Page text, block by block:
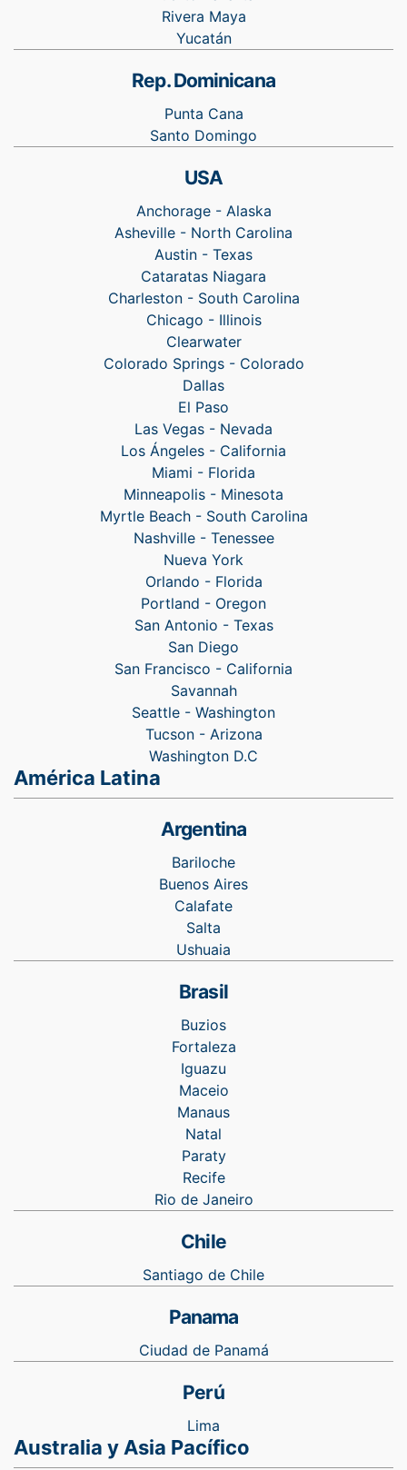
Rivera Maya
Yucatán
Rep. Dominicana
Punta Cana
Santo Domingo
USA
Anchorage - Alaska
Asheville - North Carolina
Austin - Texas
Cataratas Niagara
Charleston - South Carolina
Chicago - Illinois
Clearwater
Colorado Springs - Colorado
Dallas
El Paso
Las Vegas - Nevada
Los Ángeles - California
Miami - Florida
Minneapolis - Minesota
Myrtle Beach - South Carolina
Nashville - Tenessee
Nueva York
Orlando - Florida
Portland - Oregon
San Antonio - Texas
San Diego
San Francisco - California
Savannah
Seattle - Washington
Tucson - Arizona
Washington D.C
América Latina
Argentina
Bariloche
Buenos Aires
Calafate
Salta
Ushuaia
Brasil
Buzios
Fortaleza
Iguazu
Maceio
Manaus
Natal
Paraty
Recife
Rio de Janeiro
Chile
Santiago de Chile
Panama
Ciudad de Panamá
Perú
Lima
Australia y Asia Pacífico